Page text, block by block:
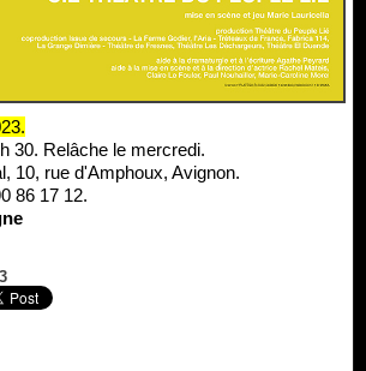
30. Relâche le mercredi.
10, rue d'Amphoux, Avignon.
86 17 12.